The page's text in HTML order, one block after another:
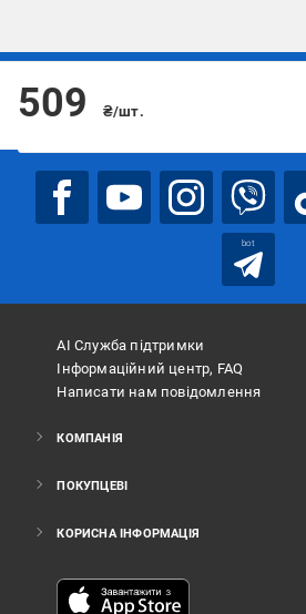
509 ₴/шт.
Підписуйтесь, щоб дізнаватись першим
bot
АІ Служба підтримки
Інформаційний центр, FAQ
Написати нам повідомлення
КОМПАНІЯ
ПОКУПЦЕВІ
КОРИСНА ІНФОРМАЦІЯ